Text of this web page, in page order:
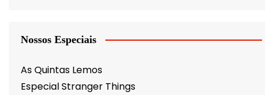
Nossos Especiais
As Quintas Lemos
Especial Stranger Things